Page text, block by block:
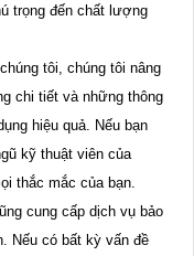
trọng đến chất lượng
tôi, chúng tôi nâng
chi tiết và những thông
hiệu quả. Nếu bạn
kỹ thuật viên của
thắc mắc của bạn.
cung cấp dịch vụ bảo
Nếu có bất kỳ vấn đề